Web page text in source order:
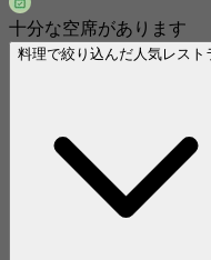
十分な空席があります
料理で絞り込んだ人気レスト